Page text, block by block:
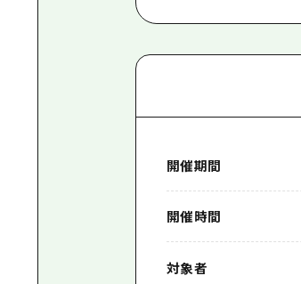
開催期間
開催時間
対象者